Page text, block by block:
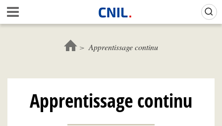
Aller
au
contenu
c
u
l
C
N
Apprentissage continu
Apprentissage continu
Gestion de vos préférences sur les cookies (témoins de connexion)